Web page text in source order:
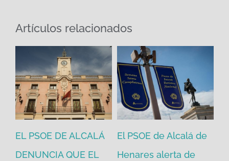
Artículos relacionados
EL PSOE DE ALCALÁ
DENUNCIA QUE EL
El PSOE de Alcalá de
Henares alerta de